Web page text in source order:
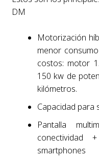
DM
Motorización
menor
costos: motor
150 kw de
kilómetros.
Capacidad para
Pantalla
conectividad
smartphones